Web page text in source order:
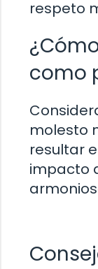
respeto
como
molesto
resultar
impacto